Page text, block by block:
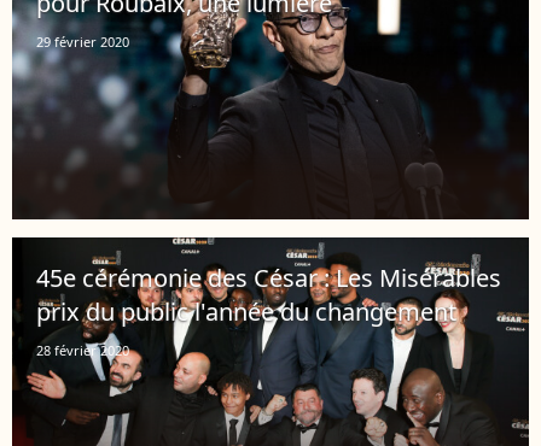
29 février 2020
45e cérémonie des César : Les Misérables
prix du public l'année du changement
28 février 2020